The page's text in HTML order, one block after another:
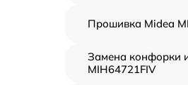
Прошивка Midea
Замена конфорки
MIH64721FIV